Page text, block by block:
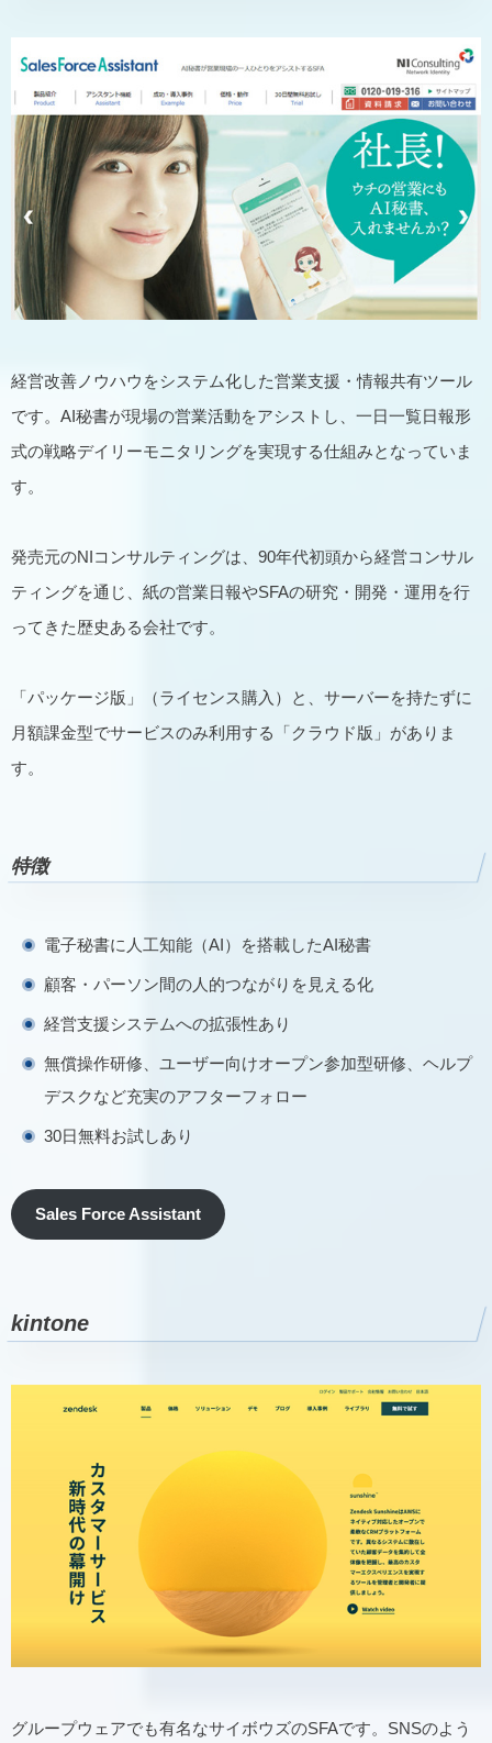
経営改善ノウハウをシステム化した営業支援・情報共有ツール
です。AI秘書が現場の営業活動をアシストし、一日一覧日報形
式の戦略デイリーモニタリングを実現する仕組みとなっていま
す。
発売元のNIコンサルティングは、90年代初頭から経営コンサル
ティングを通じ、紙の営業日報やSFAの研究・開発・運用を行
ってきた歴史ある会社です。
「パッケージ版」（ライセンス購入）と、サーバーを持たずに
月額課金型でサービスのみ利用する「クラウド版」がありま
す。
特徴
電子秘書に人工知能（AI）を搭載したAI秘書
顧客・パーソン間の人的つながりを見える化
経営支援システムへの拡張性あり
無償操作研修、ユーザー向けオープン参加型研修、ヘルプ
デスクなど充実のアフターフォロー
30日無料お試しあり
Sales Force Assistant
kintone
グループウェアでも有名なサイボウズのSFAです。SNSのよう